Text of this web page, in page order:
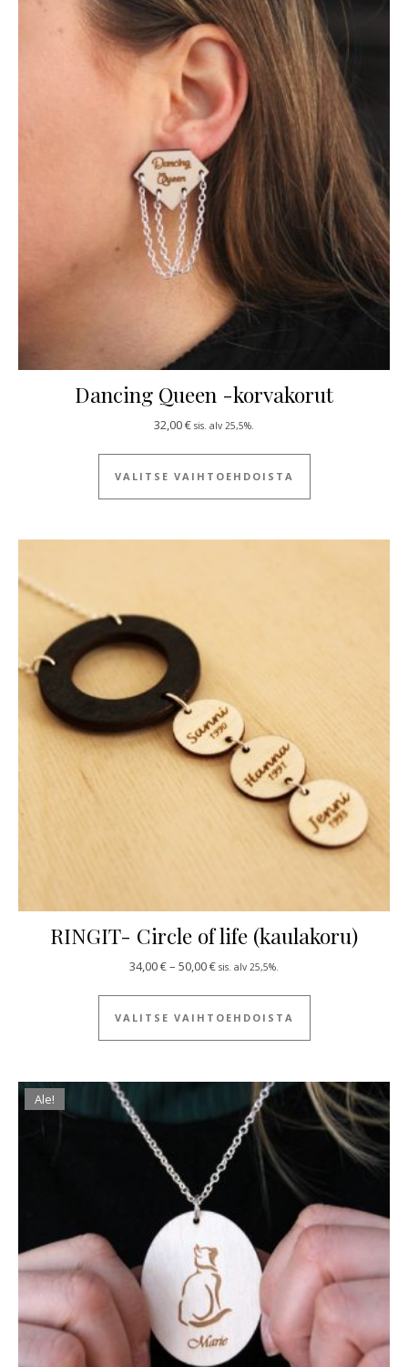
Dancing Queen -korvakorut
32,00€ sis. alv 25,5%.
VALITSE VAIHTOEHDOISTA
Tällä tuotteella
RINGIT- Circle of life (kaulakoru)
34,00€– 50,00€Hintaluokka: 34,00 € - 50,00 €
sis. alv 25,5%.
VALITSE VAIHTOEHDOISTA
Tällä tuotteella
Ale!